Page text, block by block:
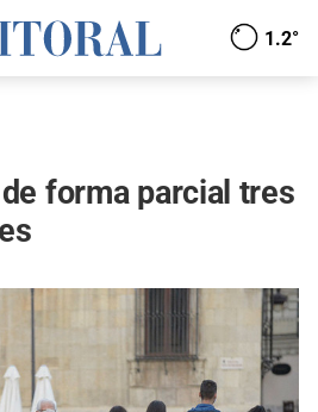
1.2°
forma parcial tres